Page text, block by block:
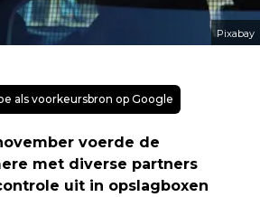
Pixabay
als voorkeursbron op Google
voerde de
met diverse partners
uit in opslagboxen